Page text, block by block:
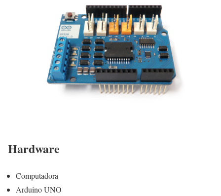
Hardware
Computadora
Arduino UNO